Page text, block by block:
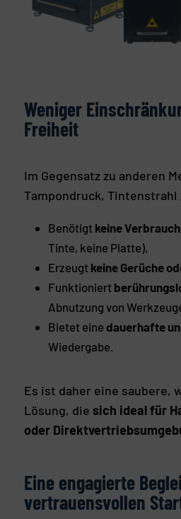
Weniger
Freiheit
Im Gegensatz zu anderen
Tampondruck,
Benötigt keine
Tinte, keine Platte),
Erzeugt keine Gerüche
Funktioniert
Abnutzung von
Bietet eine dauerhafte
Wiedergabe.
Es ist daher eine saubere,
Lösung, die sich ideal für
oder
Eine engagierte
vertrauensvollen